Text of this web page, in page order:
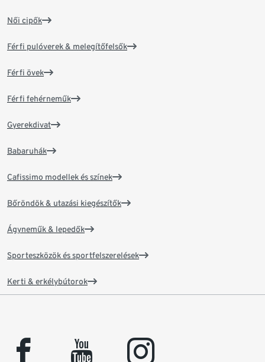
Női cipők
Férfi pulóverek & melegítőfelsők
Férfi övek
Férfi fehérneműk
Gyerekdivat
Babaruhák
Cafissimo modellek és színek
Bőröndök & utazási kiegészítők
Ágyneműk & lepedők
Sporteszközök és sportfelszerelések
Kerti & erkélybútorok
facebook youtube instagram